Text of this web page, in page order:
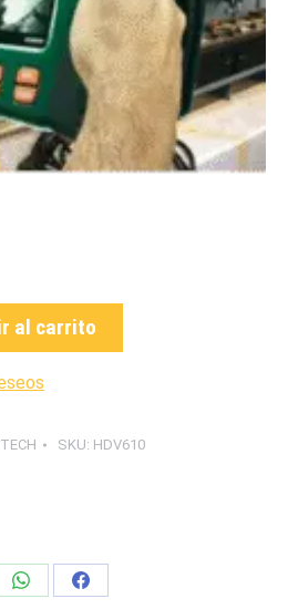
al carrito
SKU: HDV610
Share Share